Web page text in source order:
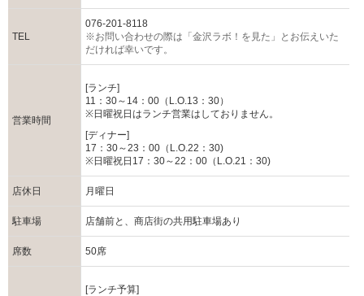
TEL
076-201-8118
※お問い合わせの際は「金沢ラボ！を見た」とお伝えいた
だければ幸いです。
営業時間
[ランチ]
11：30～14：00（L.O.13：30）
※日曜祝日はランチ営業はしておりません。
[ディナー]
17：30～23：00（L.O.22：30)
※日曜祝日17：30～22：00（L.O.21：30)
店休日 月曜日
駐車場 店舗前と、商店街の共用駐車場あり
席数 50席
[ランチ予算]